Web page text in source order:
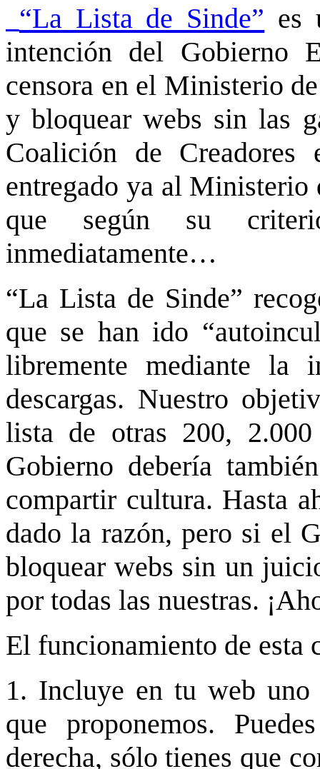
“La Lista de Sinde” es
intención del Gobierno
censora en el Ministerio
y bloquear webs sin las
Coalición de Creadores
entregado ya al Ministerio
que según su
inmediatamente…
“La Lista de Sinde”
que se han ido
libremente mediante la
descargas. Nuestro
lista de otras 200,
Gobierno debería
compartir cultura. Hasta
dado la razón, pero si el
bloquear webs sin un
por todas las nuestras.
El funcionamiento de esta
1. Incluye en tu web uno
que proponemos.
derecha, sólo tienes que